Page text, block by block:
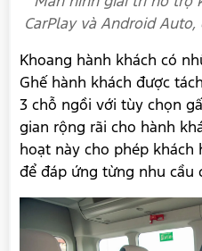
CarPlay và Android
Khoang hành khách có
Ghế hành khách được
3 chỗ ngồi với tùy chọn
gian rộng rãi cho hành
hoạt này cho phép
để đáp ứng từng nhu cầu